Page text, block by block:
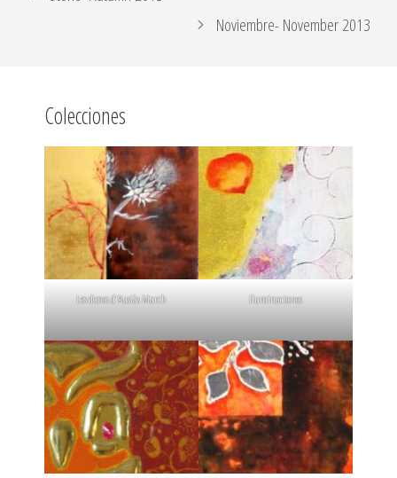
Noviembre- November 2013
Colecciones
Les dones d'Ausiàs March Iluminaciones